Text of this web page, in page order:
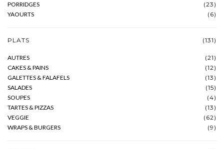
PORRIDGES
(23)
YAOURTS
(6)
PLATS (131)
AUTRES
(21)
CAKES & PAINS
(12)
GALETTES & FALAFELS
(13)
SALADES
(15)
SOUPES
(4)
TARTES & PIZZAS
(13)
VEGGIE
(62)
WRAPS & BURGERS
(9)